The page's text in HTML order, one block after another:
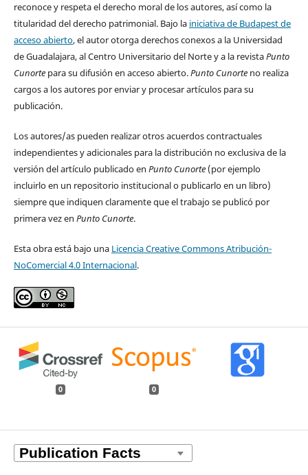
reconoce y respeta el derecho moral de los autores, así como la
titularidad del derecho patrimonial. Bajo la iniciativa de Budapest de
acceso abierto, el autor otorga derechos conexos a la Universidad
de Guadalajara, al Centro Universitario del Norte y a la revistaPunto
Cunortepara su difusión en acceso abierto.Punto Cunorteno realiza
cargos a los autores por enviar y procesar artículos para su
publicación.
Los autores/as pueden realizar otros acuerdos contractuales
independientes y adicionales para la distribución no exclusiva de la
versión del artículo publicado en Punto Cunorte(por ejemplo
incluirlo en un repositorio institucional o publicarlo en un libro)
siempre que indiquen claramente que el trabajo se publicó por
primera vez en Punto Cunorte.
Esta obra está bajo una Licencia Creative Commons Atribución-
NoComercial 4.0 Internacional.
0 0